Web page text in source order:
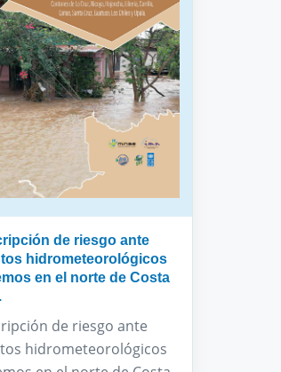
de riesgo ante
hidrometeorológicos
en el norte de Costa
de riesgo ante
hidrometeorológicos